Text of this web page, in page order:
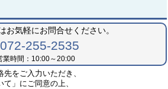
お気軽にお問合せください。
072-255-2535
業時間：10:00～20:00
をご入力いただき、
て」にご同意の上、